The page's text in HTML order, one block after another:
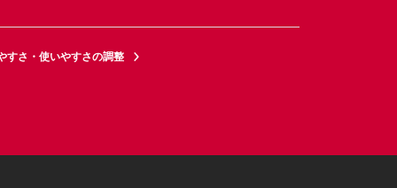
すさ・使いやすさの調整